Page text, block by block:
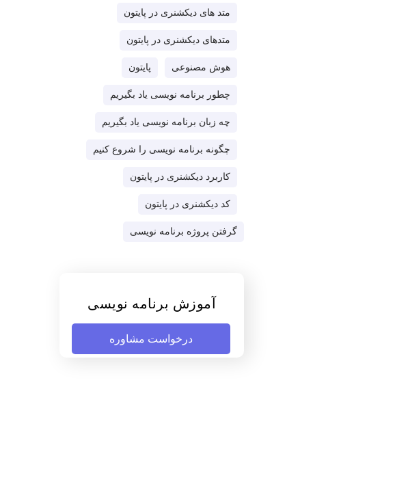
متد های دیکشنری در پایتون
متدهای دیکشنری در پایتون
هوش مصنوعی پایتون
چطور برنامه نویسی یاد بگیریم
چه زبان برنامه نویسی یاد بگیریم
چگونه برنامه نویسی را شروع کنیم
کاربرد دیکشنری در پایتون
کد دیکشنری در پایتون
گرفتن پروژه برنامه نویسی
آموزش برنامه نویسی
درخواست مشاوره